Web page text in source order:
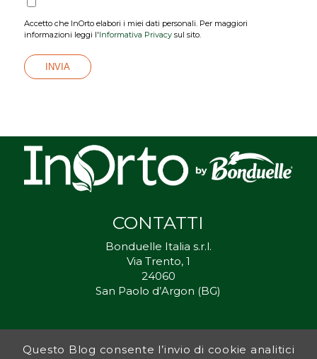
Accetto che InOrto elabori i miei dati personali. Per maggiori
informazioni leggi l'Informativa Privacysul sito.
CONTATTI
Bonduelle Italia s.r.l.
Via Trento, 1
24060
San Paolo d’Argon (BG)
Inorto.org è dal 2011 il punto di riferimento per gli ortisti italiani, e
Questo Blog consente l’invio di cookie analitici